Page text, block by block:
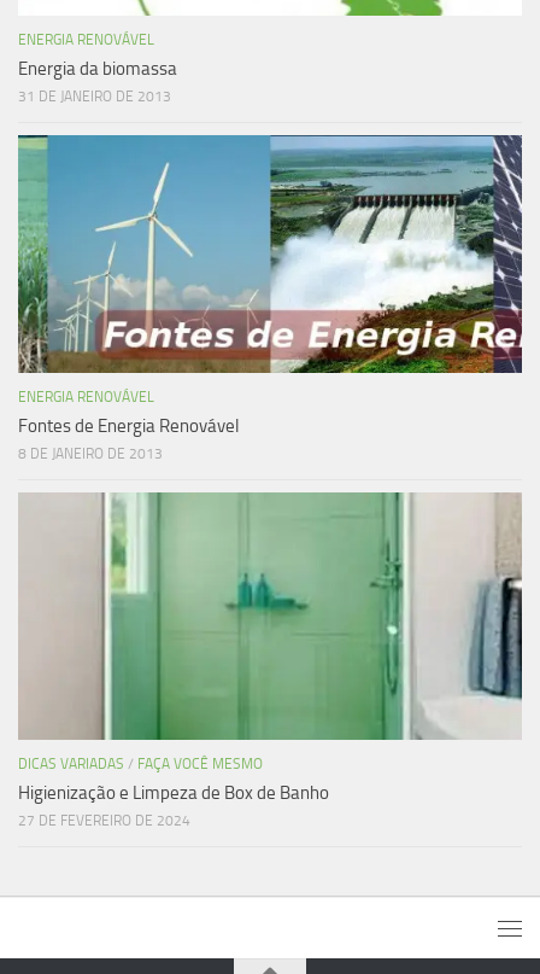
ENERGIA RENOVÁVEL
Energia da biomassa
31 DE JANEIRO DE 2013
ENERGIA RENOVÁVEL
Fontes de Energia Renovável
8 DE JANEIRO DE 2013
DICAS VARIADAS / FAÇA VOCÊ MESMO
Higienização e Limpeza de Box de Banho
27 DE FEVEREIRO DE 2024